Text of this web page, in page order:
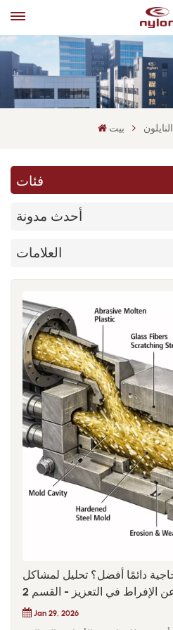
بيت
فئات
أحدث مدونة
العلامات
دائمًا أفضل؟ تحليل لمشاكل
الإفراط في التعزيز - القسم 2
Jan 29, 2026